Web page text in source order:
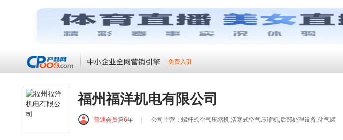
免费入驻
福州福洋机电有限公司
普通会员第6年 公司主营：螺杆式空气压缩机,活塞式空气压缩机,后部处理设备,储气罐